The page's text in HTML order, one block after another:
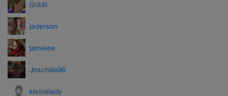
Goldii
jaderson
jamieee
Joschiiie96
kleinelady